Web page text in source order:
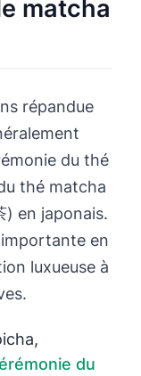
matcha
répandue
du thé
thé matcha
) en japonais.
en
luxueuse à
du